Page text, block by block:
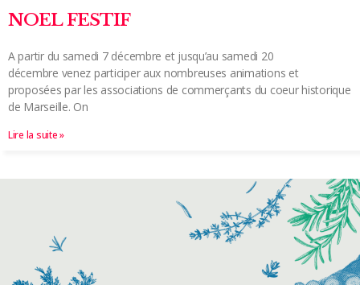
NOEL FESTIF
A partir du samedi 7 décembre et jusqu’au samedi 20
décembre venez participer aux nombreuses animations et
proposées par les associations de commerçants du coeur historique
de Marseille. On
Lire la suite »